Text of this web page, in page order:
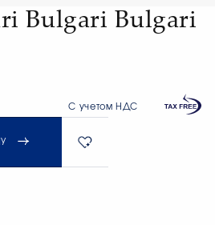
Bulgari Bulgari
С учетом НДС